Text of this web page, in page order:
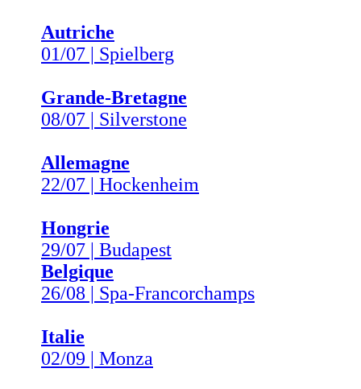
Autriche
01/07 | Spielberg
Grande-Bretagne
08/07 | Silverstone
Allemagne
22/07 | Hockenheim
Hongrie
29/07 | Budapest
Belgique
26/08 | Spa-Francorchamps
Italie
02/09 | Monza